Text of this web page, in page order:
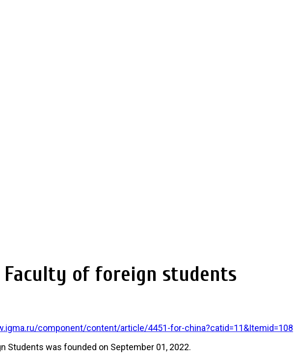
of foreign students
component/content/article/4451-for-china?catid=11&Itemid=108
Students was founded on September 01, 2022.